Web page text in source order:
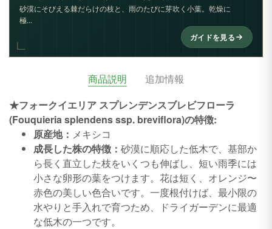
砂漠にそびえる棘だらけの枝と、雨のたびに芽吹く小葉。乾燥に
極...
ガイドを見る
商品説明
追加情報
★フォークイエリア スプレンデンスブレビフローラ
(Fouquieria splendens ssp. breviflora)の特徴:
原産地： メキシコ
成長した株の特徴： 砂漠に順応した低木で、基部か
ら長く直立した枝をいくつも伸ばし、短い雨季には
小さな卵形の葉をつけます。花は短く、オレンジ〜
赤色の美しい色合いです。一度根付けば、最小限の
水やりと手入れで育つため、ドライガーデンに最適
な低木の一つです。